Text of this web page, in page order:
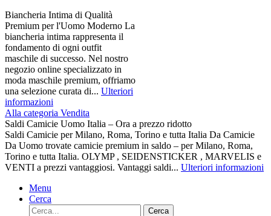
Biancheria Intima di Qualità
Premium per l'Uomo Moderno La
biancheria intima rappresenta il
fondamento di ogni outfit
maschile di successo. Nel nostro
negozio online specializzato in
moda maschile premium, offriamo
una selezione curata di... Ulteriori
informazioni
Alla categoria Vendita
Saldi Camicie Uomo Italia – Ora a prezzo ridotto
Saldi Camicie per Milano, Roma, Torino e tutta Italia Da Camicie
Da Uomo trovate camicie premium in saldo – per Milano, Roma,
Torino e tutta Italia. OLYMP , SEIDENSTICKER , MARVELIS e
VENTI a prezzi vantaggiosi. Vantaggi saldi... Ulteriori informazioni
Menu
Cerca
Cerca